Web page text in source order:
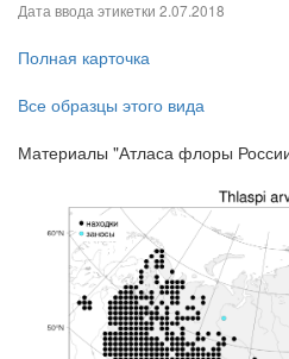
Дата ввода этикетки 2.07.2018
Полная карточка
Все образцы этого вида
Материалы "Атласа флоры